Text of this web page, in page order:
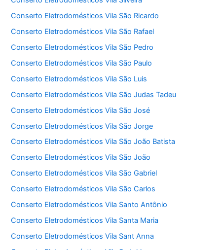
Conserto Eletrodomésticos Vila São Ricardo
Conserto Eletrodomésticos Vila São Rafael
Conserto Eletrodomésticos Vila São Pedro
Conserto Eletrodomésticos Vila São Paulo
Conserto Eletrodomésticos Vila São Luis
Conserto Eletrodomésticos Vila São Judas Tadeu
Conserto Eletrodomésticos Vila São José
Conserto Eletrodomésticos Vila São Jorge
Conserto Eletrodomésticos Vila São João Batista
Conserto Eletrodomésticos Vila São João
Conserto Eletrodomésticos Vila São Gabriel
Conserto Eletrodomésticos Vila São Carlos
Conserto Eletrodomésticos Vila Santo Antônio
Conserto Eletrodomésticos Vila Santa Maria
Conserto Eletrodomésticos Vila Sant Anna